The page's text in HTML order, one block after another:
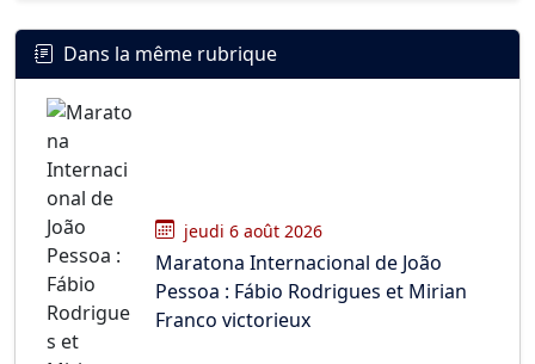
Dans la même rubrique
jeudi 6 août 2026
Maratona Internacional de João
Pessoa : Fábio Rodrigues et Mirian
Franco victorieux